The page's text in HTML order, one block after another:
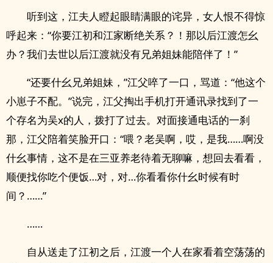
听到这，江夫人瞪起眼睛满眼的诧异，女人恨不得惊
呼起来：“你要江初和江家断绝关系？！那以后江渡怎幺
办？我们去世以后江渡就没有兄弟姐妹能陪伴了！”
“还要什幺兄弟姐妹，”江父啐了一口，骂道：“他这个
小崽子不配。”说完，江父掏出手机打开通讯录找到了一
个存名为吴x的人，拨打了过去。对面接通电话的一刹
那，江父陪着笑脸开口：“喂？老吴啊，哎，是我……啊没
什幺事情，这不是在三亚养老待着无聊嘛，想回去看看，
顺便找你吃个便饭…对，对…你看看你什幺时候有时
间？……”
……
自从送走了江初之后，江渡一个人在家看着空荡荡的